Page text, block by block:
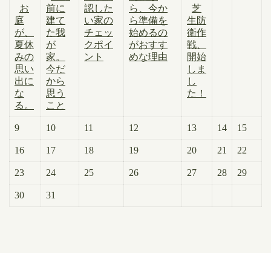
お
庭
が、
夏休
みの
思い
出に
な
る。
前に
建て
た我
が
家。
今だ
から
思う
こと
認した
い家の
チェッ
クポイ
ント
ら、今か
ら準備を
始めるの
がおすす
めな理由
芝
生防
衛作
戦、
開始
しま
し
た！
9 10 11 12 13 14 15
16 17 18 19 20 21 22
23 24 25 26 27 28 29
30 31